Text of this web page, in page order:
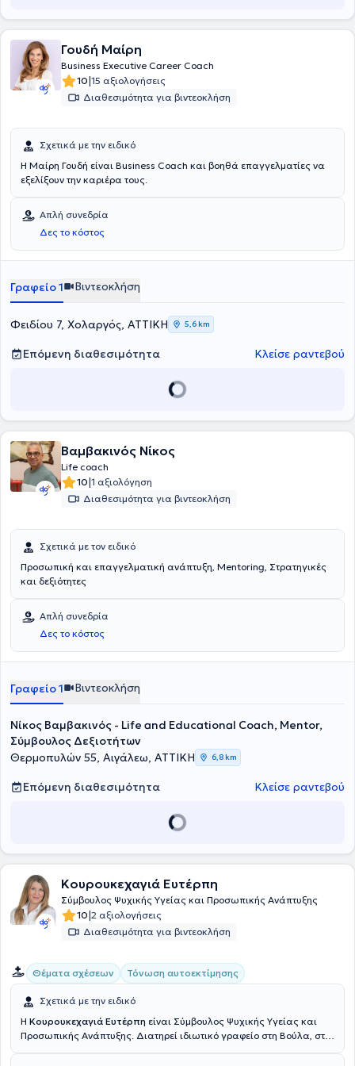
Γουδή Mαίρη
Business Executive Career Coach
10|15 αξιολογήσεις
Διαθεσιμότητα για βιντεοκλήση
Σχετικά με την ειδικό
Η Μαίρη Γουδή είναι Βusiness Coach και βοηθά επαγγελματίες να
εξελίξουν την καριέρα τους.
Απλή συνεδρία
Δες το κόστος
Γραφείο 1 Βιντεοκλήση
Φειδίου 7, Χολαργός, ΑΤΤΙΚΗ 5,6 km
Επόμενη διαθεσιμότητα Κλείσε ραντεβού
Βαμβακινός Νίκος
Life coach
10|1 αξιολόγηση
Διαθεσιμότητα για βιντεοκλήση
Σχετικά με τον ειδικό
Προσωπική και επαγγελματική ανάπτυξη, Mentoring, Στρατηγικές
και δεξιότητες
Απλή συνεδρία
Δες το κόστος
Γραφείο 1 Βιντεοκλήση
Νίκος Βαμβακινός - Life and Educational Coach, Mentor,
Σύμβουλος Δεξιοτήτων
Θερμοπυλών 55, Αιγάλεω, ΑΤΤΙΚΗ
6,8 km
Επόμενη διαθεσιμότητα Κλείσε ραντεβού
Κουρουκεχαγιά Ευτέρπη
Σύμβουλος Ψυχικής Υγείας και Προσωπικής Ανάπτυξης
10|2 αξιολογήσεις
Διαθεσιμότητα για βιντεοκλήση
Θέματα σχέσεων Τόνωση αυτοεκτίμησης
Σχετικά με την ειδικό
Η Κουρουκεχαγιά Ευτέρπη είναι Σύμβουλος Ψυχικής Υγείας και
Προσωπικής Ανάπτυξης. Διατηρεί ιδιωτικό γραφείο στη Βούλα, στο